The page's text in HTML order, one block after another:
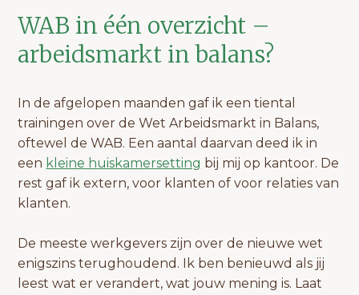
WAB in één overzicht –
arbeidsmarkt in balans?
In de afgelopen maanden gaf ik een tiental
trainingen over de Wet Arbeidsmarkt in Balans,
oftewel de WAB. Een aantal daarvan deed ik in
een kleine huiskamersetting bij mij op kantoor. De
rest gaf ik extern, voor klanten of voor relaties van
klanten.
De meeste werkgevers zijn over de nieuwe wet
enigszins terughoudend. Ik ben benieuwd als jij
leest wat er verandert, wat jouw mening is. Laat